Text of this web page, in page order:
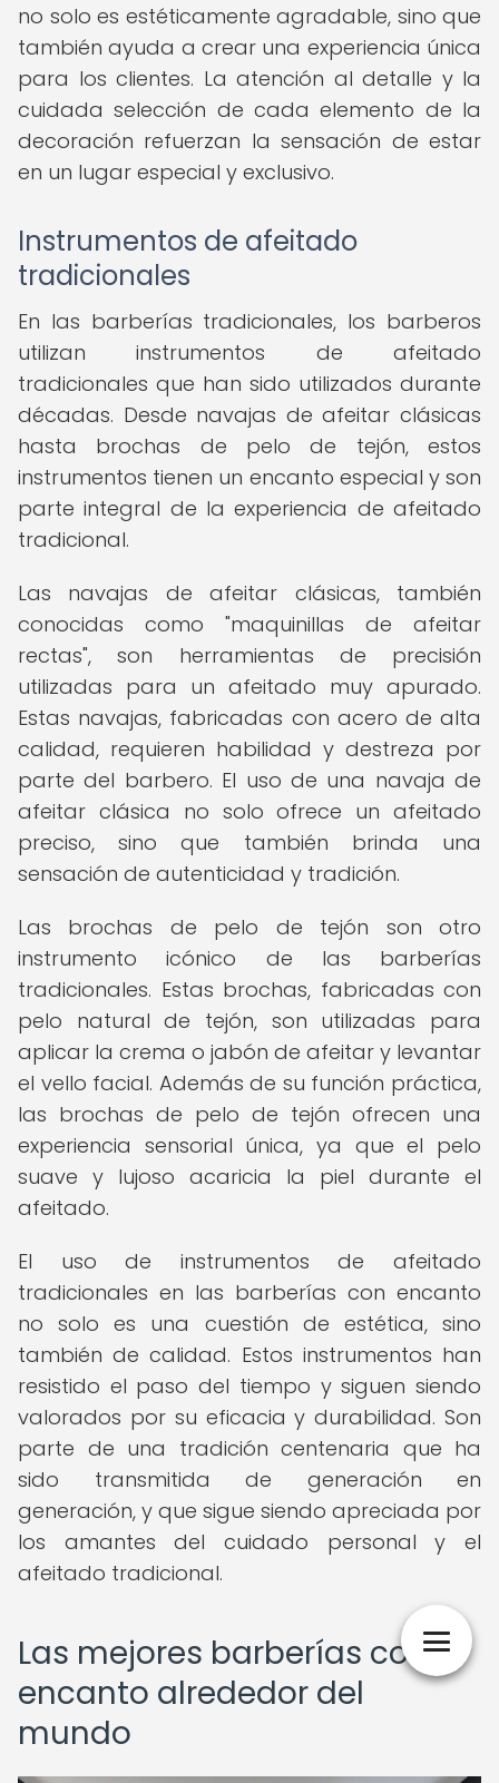
no solo es estéticamente agradable, sino que
también ayuda a crear una experiencia única
para los clientes. La atención al detalle y la
cuidada selección de cada elemento de la
decoración refuerzan la sensación de estar
en un lugar especial y exclusivo.
Instrumentos de afeitado
tradicionales
En las barberías tradicionales, los barberos
utilizan instrumentos de afeitado
tradicionales que han sido utilizados durante
décadas. Desde navajas de afeitar clásicas
hasta brochas de pelo de tejón, estos
instrumentos tienen un encanto especial y son
parte integral de la experiencia de afeitado
tradicional.
Las navajas de afeitar clásicas, también
conocidas como "maquinillas de afeitar
rectas", son herramientas de precisión
utilizadas para un afeitado muy apurado.
Estas navajas, fabricadas con acero de alta
calidad, requieren habilidad y destreza por
parte del barbero. El uso de una navaja de
afeitar clásica no solo ofrece un afeitado
preciso, sino que también brinda una
sensación de autenticidad y tradición.
Las brochas de pelo de tejón son otro
instrumento icónico de las barberías
tradicionales. Estas brochas, fabricadas con
pelo natural de tejón, son utilizadas para
aplicar la crema o jabón de afeitar y levantar
el vello facial. Además de su función práctica,
las brochas de pelo de tejón ofrecen una
experiencia sensorial única, ya que el pelo
suave y lujoso acaricia la piel durante el
afeitado.
El uso de instrumentos de afeitado
tradicionales en las barberías con encanto
no solo es una cuestión de estética, sino
también de calidad. Estos instrumentos han
resistido el paso del tiempo y siguen siendo
valorados por su eficacia y durabilidad. Son
parte de una tradición centenaria que ha
sido transmitida de generación en
generación, y que sigue siendo apreciada por
los amantes del cuidado personal y el
afeitado tradicional.
Las mejores barberías con
encanto alrededor del
mundo